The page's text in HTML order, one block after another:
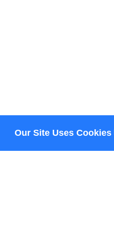
Our Site Uses Cookies